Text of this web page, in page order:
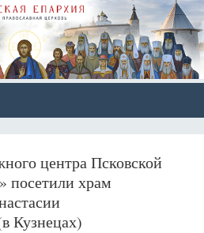
центра Псковской
посетили храм
Кузнецах)